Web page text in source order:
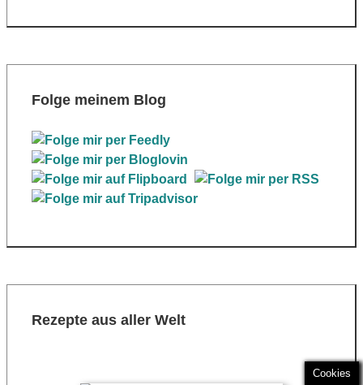
Folge meinem Blog
Rezepte aus aller Welt
Cookies